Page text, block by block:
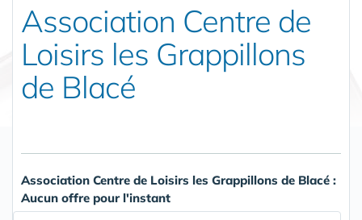
Association Centre de
Loisirs les Grappillons
de Blacé
Association Centre de Loisirs les Grappillons de Blacé :
Aucun offre pour l'instant